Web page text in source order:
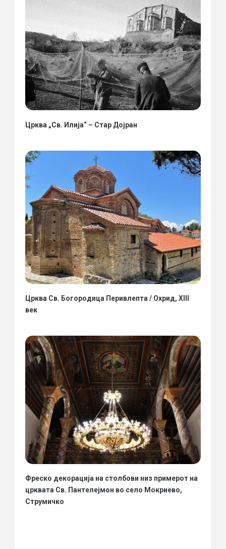
Црква „Св. Илија“ – Стар Дојран
Црква Св. Богородица Перивлепта / Охрид, XIII
век
Фреско декорација на столбови низ примерот на
црквата Св. Пантелејмон во село Мокриево,
Струмичко